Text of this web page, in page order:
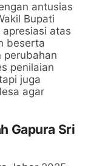
antusias
Bupati
atas
beserta
perubahan
penilaian
juga
agar
Gapura Sri